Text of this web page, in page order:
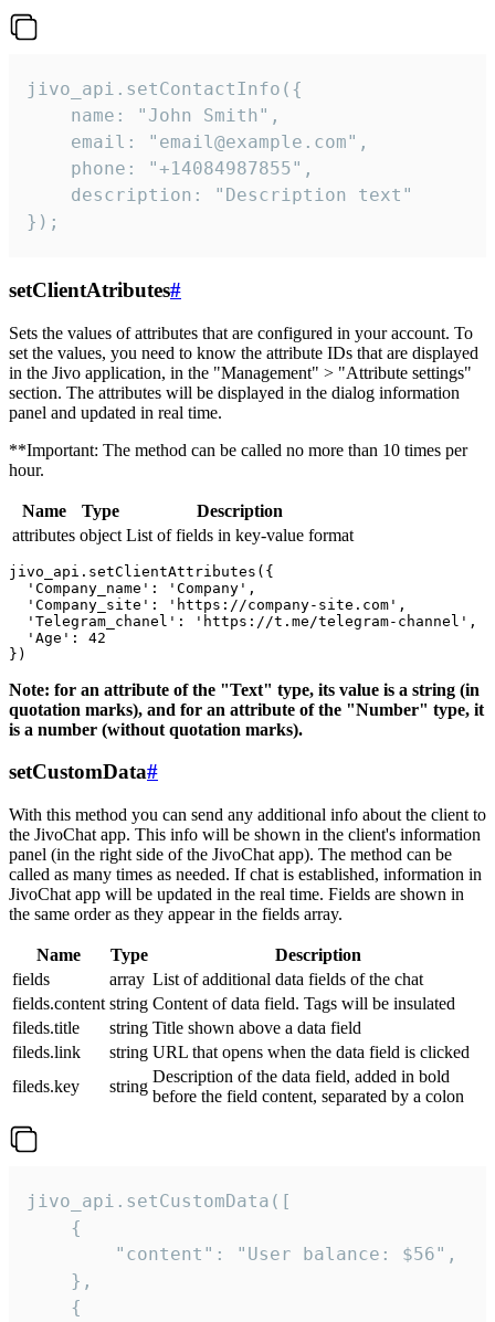
jivo_api.setContactInfo({
    name: "John Smith",
    email: "email@example.com",
    phone: "+14084987855",
    description: "Description text"
});
setClientAtributes#
Sets the values ​​of attributes that are configured in your account. To
set the values, you need to know the attribute IDs that are displayed
in the Jivo application, in the "Management" > "Attribute settings"
section. The attributes will be displayed in the dialog information
panel and updated in real time.
**Important: The method can be called no more than 10 times per
hour.
Name Type
Description
attributes object List of fields in key-value format
jivo_api.setClientAttributes({
  'Company_name': 'Company',
  'Company_site': 'https://company-site.com',
  'Telegram_chanel': 'https://t.me/telegram-channel',
  'Age': 42
Note: for an attribute of the "Text" type, its value is a string (in
quotation marks), and for an attribute of the "Number" type, it
is a number (without quotation marks).
setCustomData#
With this method you can send any additional info about the client to
the JivoChat app. This info will be shown in the client's information
panel (in the right side of the JivoChat app). The method can be
called as many times as needed. If chat is established, information in
JivoChat app will be updated in the real time. Fields are shown in
the same order as they appear in the fields array.
Name Type
Description
fields
array List of additional data fields of the chat
fields.content string Content of data field. Tags will be insulated
fileds.title
string Title shown above a data field
fileds.link
string URL that opens when the data field is clicked
fileds.key
string
Description of the data field, added in bold
before the field content, separated by a colon
jivo_api.setCustomData([
    {
        "content": "User balance: $56",
    },
    {